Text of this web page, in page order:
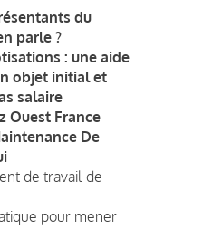
du
parle ?
: une aide
objet initial et
salaire
Ouest France
De
de travail de
pour mener